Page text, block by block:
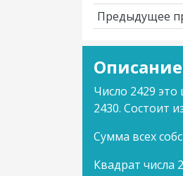
Предыдущее
Число 2429
2430. Состоит
Сумма всех
Квадрат числа